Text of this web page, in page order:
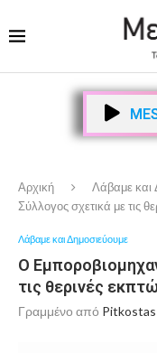
Αρχική Λάβαμε και
Σύλλογος σχετικά με τις
Λάβαμε και Δημοσιεύουμε
Ο
τις θερινές
Γραμμένο από Pitkostas